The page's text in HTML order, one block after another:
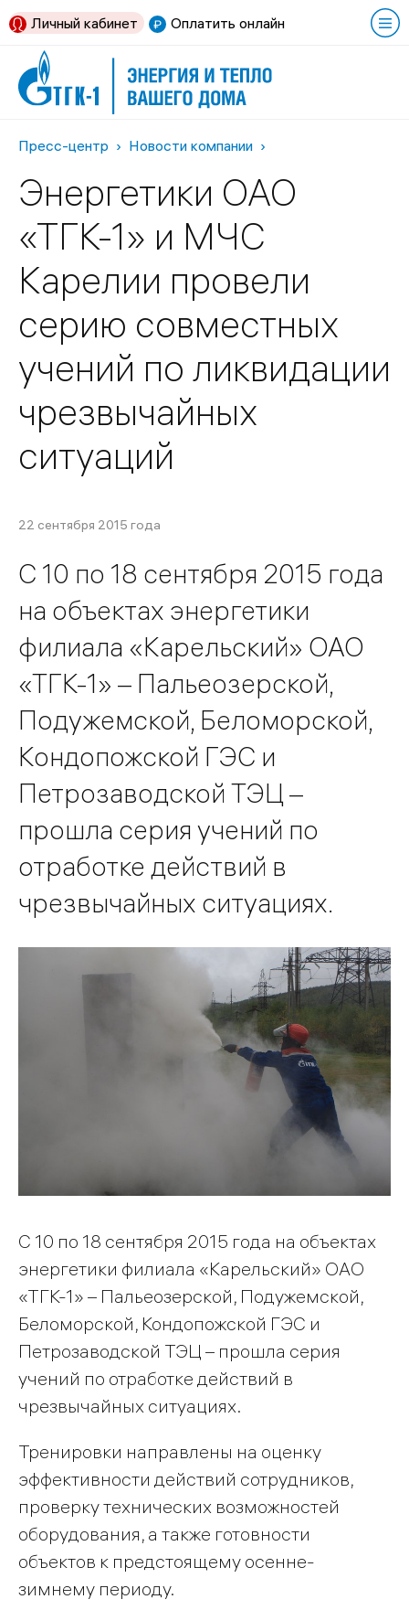
Оплатить онлайн
Личный кабинет
Пресс-центр Новости компании
Энергетики ОАО
«ТГК-1» и МЧС
Карелии провели
серию совместных
учений по ликвидации
чрезвычайных
ситуаций
22 сентября 2015 года
С 10 по 18 сентября 2015 года
на объектах энергетики
филиала «Карельский» ОАО
«ТГК-1» – Пальеозерской,
Подужемской, Беломорской,
Кондопожской ГЭС и
Петрозаводской ТЭЦ –
прошла серия учений по
отработке действий в
чрезвычайных ситуациях.
С 10 по 18 сентября 2015 года на объектах
энергетики филиала «Карельский» ОАО
«ТГК-1» – Пальеозерской, Подужемской,
Беломорской, Кондопожской ГЭС и
Петрозаводской ТЭЦ – прошла серия
учений по отработке действий в
чрезвычайных ситуациях.
Тренировки направлены на оценку
эффективности действий сотрудников,
проверку технических возможностей
оборудования, а также готовности
объектов к предстоящему осенне-
зимнему периоду.